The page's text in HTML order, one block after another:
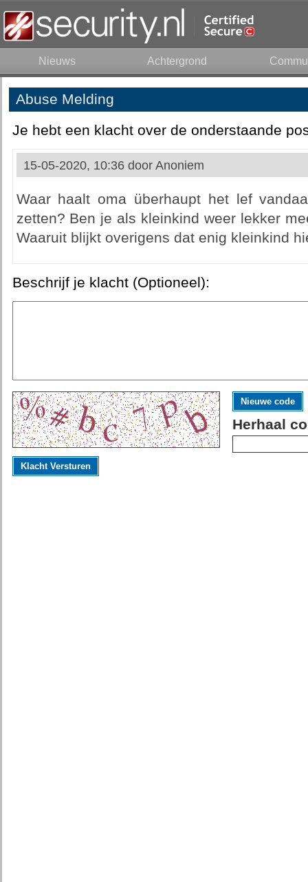
Nieuws Achtergrond
Abuse Melding
Je hebt een klacht over de onderstaande
15-05-2020, 10:36 door Anoniem
Waar haalt oma überhaupt het lef
zetten? Ben je als kleinkind weer lekker
Waaruit blijkt overigens dat enig kleinkind
Beschrijf je klacht (Optioneel):
Nieuwe code
Herhaal
Klacht Versturen